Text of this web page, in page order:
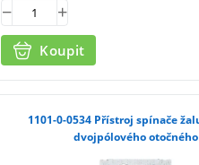
Koupit
1101-0-0534 Přístroj spínače žaluziového
dvojpólového otočného